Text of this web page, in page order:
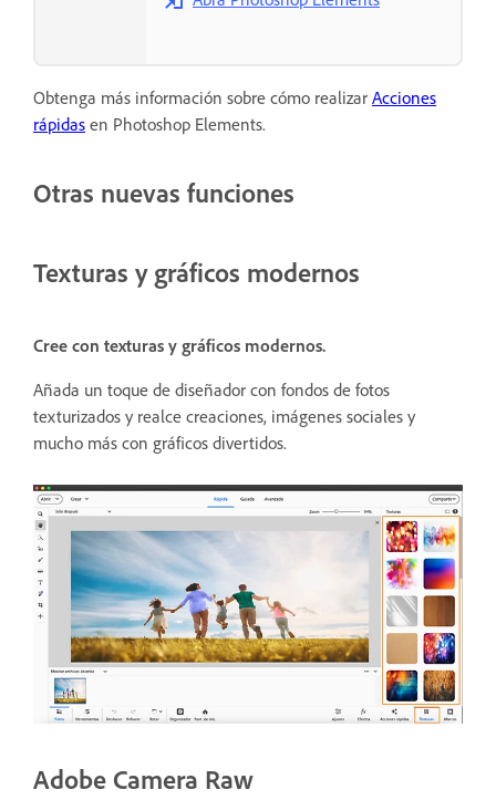
Obtenga más información sobre cómo realizar Acciones
rápidas en Photoshop Elements.
Otras nuevas funciones
Texturas y gráficos modernos
Cree con texturas y gráficos modernos.
Añada un toque de diseñador con fondos de fotos
texturizados y realce creaciones, imágenes sociales y
mucho más con gráficos divertidos.
Adobe Camera Raw